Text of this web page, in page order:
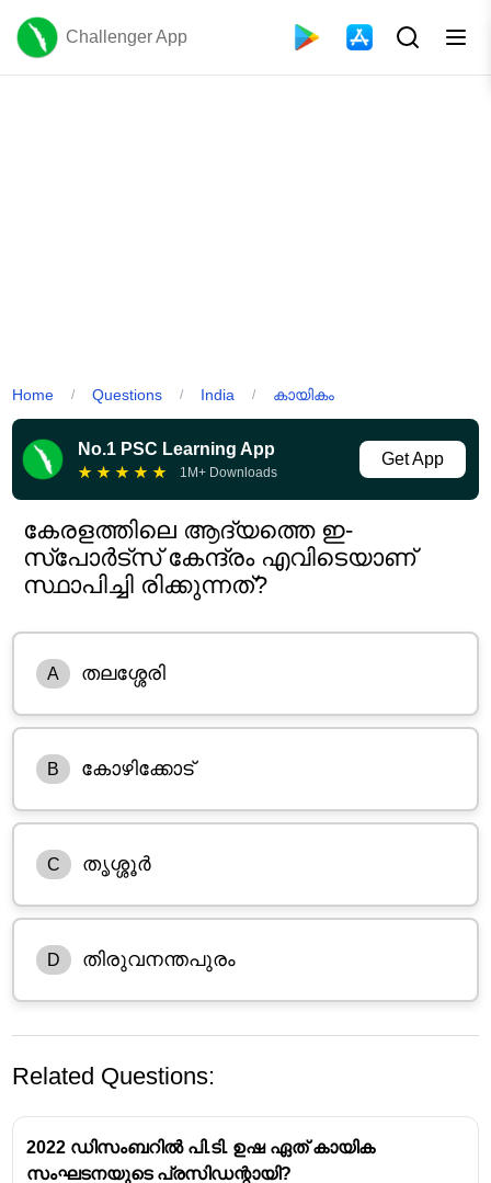
Challenger App
Home / Questions / India / കായികം
No.1 PSC Learning App
★ ★ ★ ★ ★ 1M+ Downloads
Get App
കേരളത്തിലെ ആദ്യത്തെ ഇ-
സ്പോർട്‌സ് കേന്ദ്രം എവിടെയാണ്
സ്ഥാപിച്ചി രിക്കുന്നത്?
A തലശ്ശേരി
B കോഴിക്കോട്
C തൃശ്ശൂർ
D തിരുവനന്തപുരം
Related Questions:
2022 ഡിസംബറിൽ പി.ടി. ഉഷ ഏത് കായിക
സംഘടനയുടെ പ്രസിഡന്റായി?